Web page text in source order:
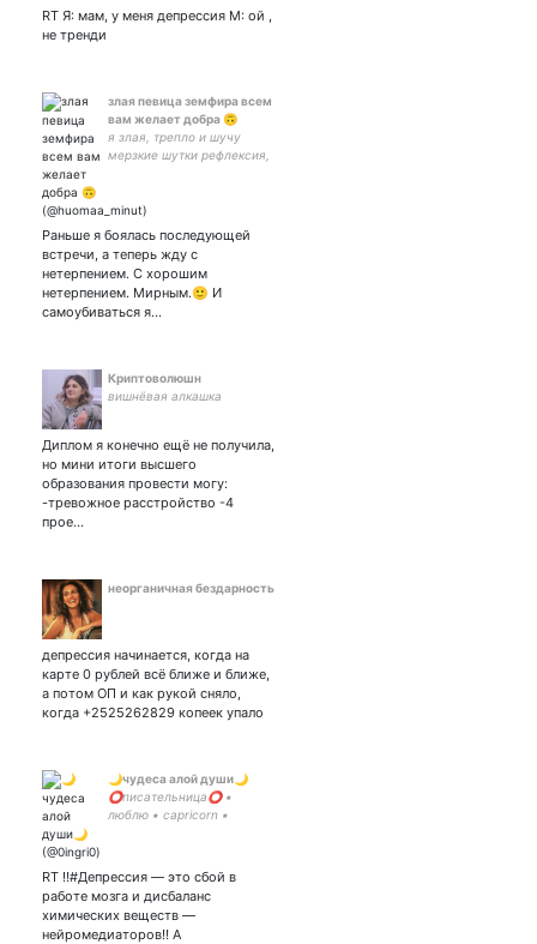
RT Я: мам, у меня депрессия М: ой ,
не тренди
злая певица земфира всем
вам желает добра 🙃
я злая, трепло и шучу
мерзкие шутки рефлексия,
гедонизм, шитпостинг,
тви – в первую очередь
личный дневник
Раньше я боялась последующей
встречи, а теперь жду с
нетерпением. С хорошим
нетерпением. Мирным.🙂 И
самоубиваться я…
Криптоволюшн
вишнёвая алкашка
Диплом я конечно ещё не получила,
но мини итоги высшего
образования провести могу:
-тревожное расстройство -4
прое…
неорганичная бездарность
депрессия начинается, когда на
карте 0 рублей всё ближе и ближе,
а потом ОП и как рукой сняло,
когда +2525262829 копеек упало
🌙чудеса алой души🌙
⭕писательница⭕ ▪️
люблю ▪️ capricorn ▪️
RT ‼️#Депрессия — это сбой в
работе мозга и дисбаланс
химических веществ —
нейромедиаторов‼️ А